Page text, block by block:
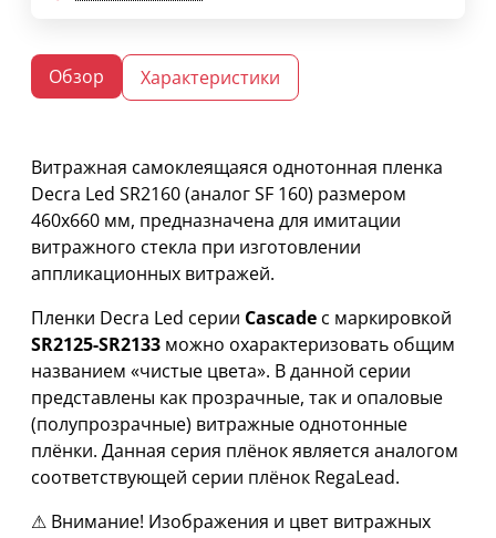
Обзор Характеристики
Витражная самоклеящаяся однотонная пленка
Decra Led SR2160 (аналог SF 160) размером
460х660 мм, предназначена для имитации
витражного стекла при изготовлении
аппликационных витражей.
Пленки Decra Led серии Cascade с маркировкой
SR2125-SR2133 можно охарактеризовать общим
названием «чистые цвета». В данной серии
представлены как прозрачные, так и опаловые
(полупрозрачные) витражные однотонные
плёнки. Данная серия плёнок является аналогом
соответствующей серии плёнок RegaLead.
⚠ Внимание! Изображения и цвет витражных